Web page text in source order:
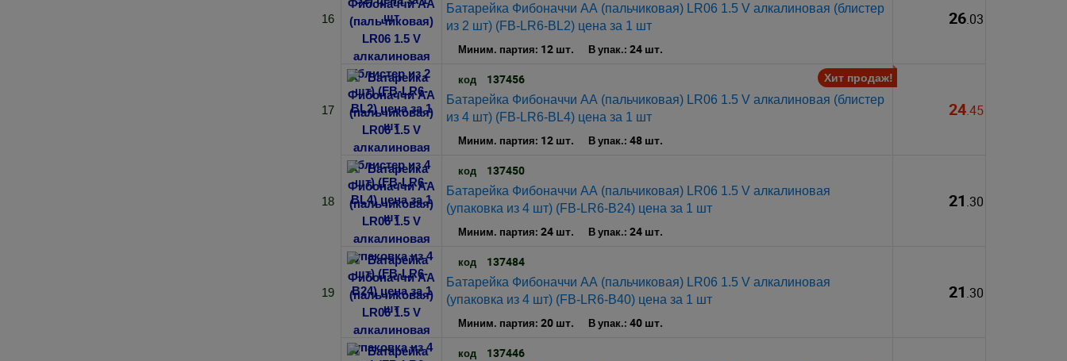
16
Батарейка Фибоначчи АА (пальчиковая) LR06 1.5 V алкалиновая (блистер
из 2 шт) (FB-LR6-BL2) цена за 1 шт
Миним. партия: 12 шт. В упак.: 24 шт.
26.03
17
код 137456
Батарейка Фибоначчи АА (пальчиковая) LR06 1.5 V алкалиновая (блистер
из 4 шт) (FB-LR6-BL4) цена за 1 шт
Миним. партия: 12 шт. В упак.: 48 шт.
Хит продаж!
24.45
18
код 137450
Батарейка Фибоначчи АА (пальчиковая) LR06 1.5 V алкалиновая
(упаковка из 4 шт) (FB-LR6-B24) цена за 1 шт
Миним. партия: 24 шт. В упак.: 24 шт.
21.30
19
код 137484
Батарейка Фибоначчи АА (пальчиковая) LR06 1.5 V алкалиновая
(упаковка из 4 шт) (FB-LR6-B40) цена за 1 шт
Миним. партия: 20 шт. В упак.: 40 шт.
21.30
код 137446